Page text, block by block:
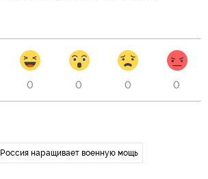
0 0 0 0
Россия наращивает военную мощь